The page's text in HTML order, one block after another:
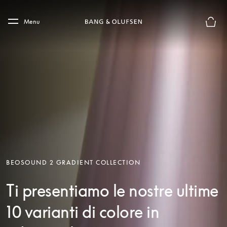
Skip to main footer
Menu
BEOSOUND 2 GRADIENT COLLECTION
Ti presentiamo le nostre ultime
10 varianti di colore in